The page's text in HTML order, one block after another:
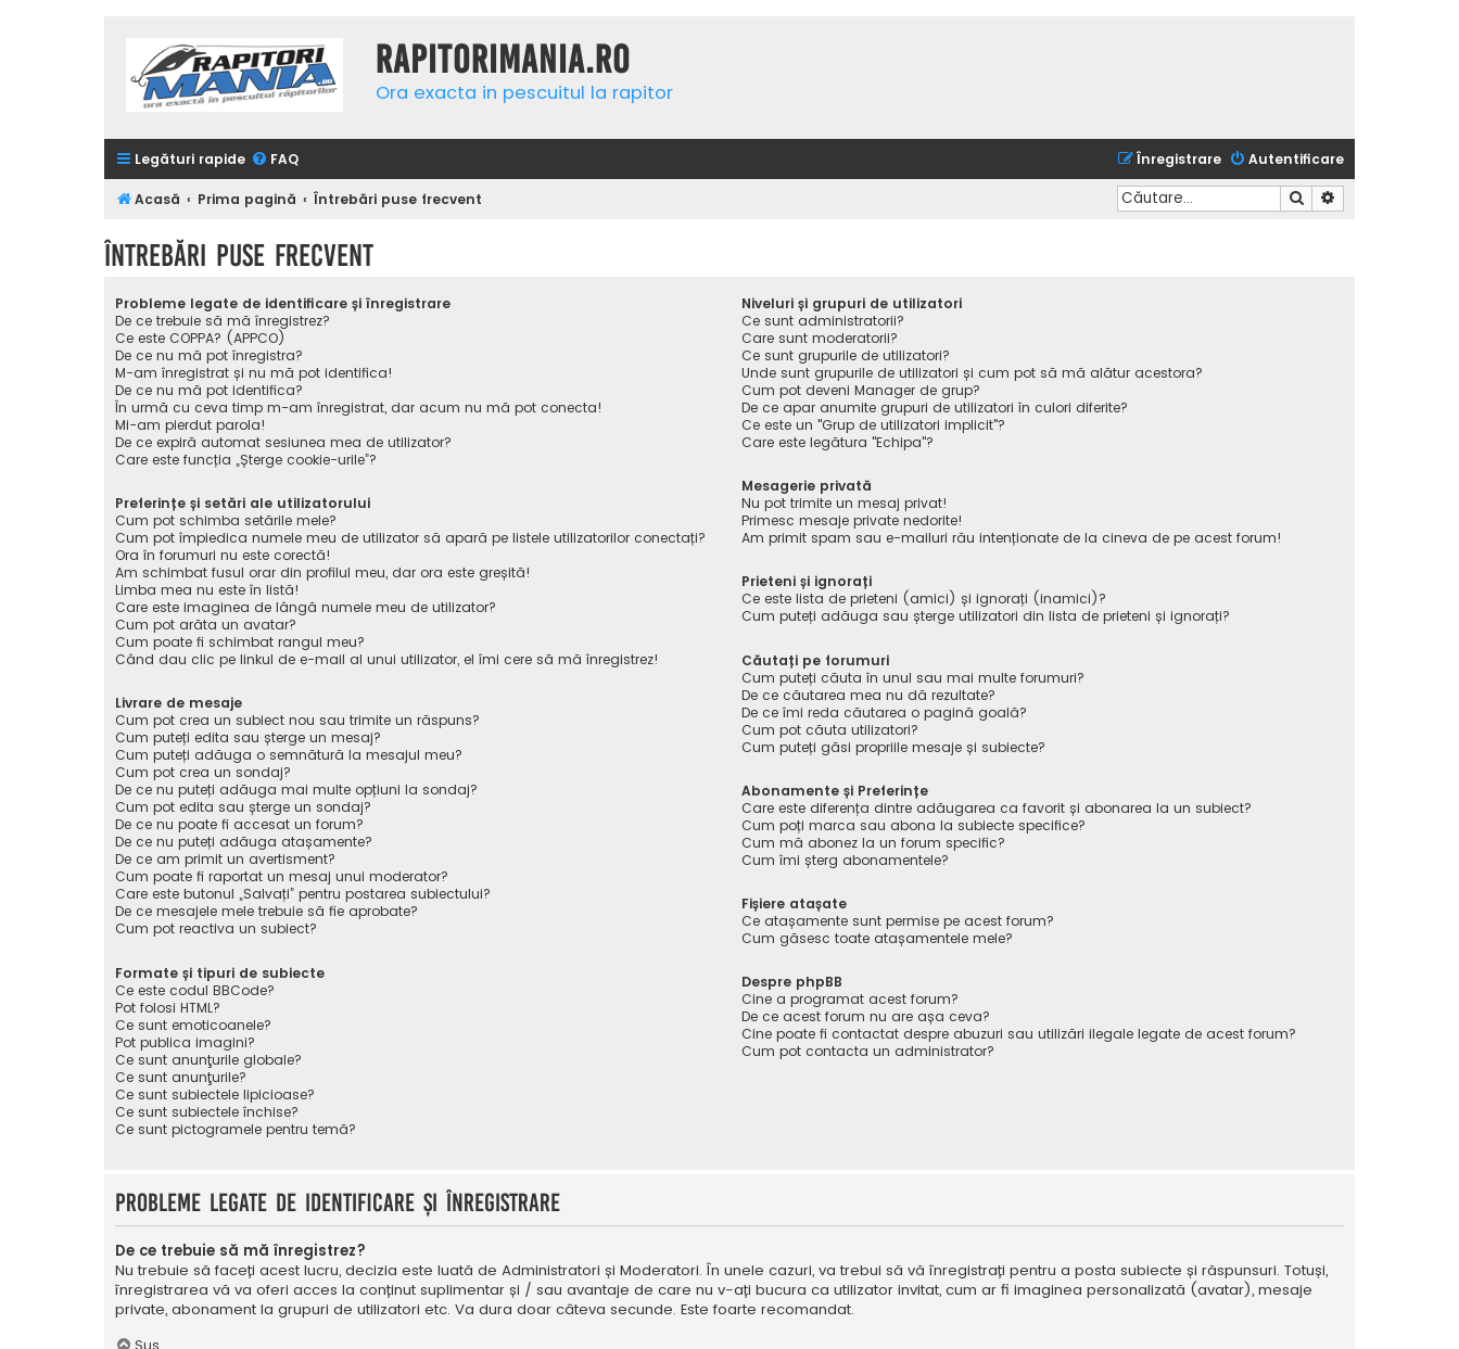
Rapitorimania.ro
Ora exacta in pescuitul la rapitor
Legături rapide FAQ Autentificare
Înregistrare
Acasă Prima pagină Întrebări puse frecvent Căutare
Întrebări puse frecvent
Probleme legate de identificare și înregistrare
De ce trebuie să mă înregistrez?
Ce este COPPA? (APPCO)
De ce nu mă pot înregistra?
M-am înregistrat și nu mă pot identifica!
De ce nu mă pot identifica?
În urmă cu ceva timp m-am înregistrat, dar acum nu mă pot conecta!
Mi-am pierdut parola!
De ce expiră automat sesiunea mea de utilizator?
Care este funcția „Șterge cookie-urile”?
Preferințe și setări ale utilizatorului
Cum pot schimba setările mele?
Cum pot împiedica numele meu de utilizator să apară pe listele utilizatorilor conectați?
Ora în forumuri nu este corectă!
Am schimbat fusul orar din profilul meu, dar ora este greșită!
Limba mea nu este în listă!
Care este imaginea de lângă numele meu de utilizator?
Cum pot arăta un avatar?
Cum poate fi schimbat rangul meu?
Când dau clic pe linkul de e-mail al unui utilizator, el îmi cere să mă înregistrez!
Livrare de mesaje
Cum pot crea un subiect nou sau trimite un răspuns?
Cum puteți edita sau șterge un mesaj?
Cum puteți adăuga o semnătură la mesajul meu?
Cum pot crea un sondaj?
De ce nu puteți adăuga mai multe opțiuni la sondaj?
Cum pot edita sau șterge un sondaj?
De ce nu poate fi accesat un forum?
De ce nu puteți adăuga atașamente?
De ce am primit un avertisment?
Cum poate fi raportat un mesaj unui moderator?
Care este butonul „Salvați” pentru postarea subiectului?
De ce mesajele mele trebuie să fie aprobate?
Cum pot reactiva un subiect?
Formate și tipuri de subiecte
Ce este codul BBCode?
Pot folosi HTML?
Ce sunt emoticoanele?
Pot publica imagini?
Ce sunt anunţurile globale?
Ce sunt anunţurile?
Ce sunt subiectele lipicioase?
Ce sunt subiectele închise?
Ce sunt pictogramele pentru temă?
Niveluri și grupuri de utilizatori
Ce sunt administratorii?
Care sunt moderatorii?
Ce sunt grupurile de utilizatori?
Unde sunt grupurile de utilizatori și cum pot să mă alătur acestora?
Cum pot deveni Manager de grup?
De ce apar anumite grupuri de utilizatori în culori diferite?
Ce este un "Grup de utilizatori implicit"?
Care este legătura "Echipa"?
Mesagerie privată
Nu pot trimite un mesaj privat!
Primesc mesaje private nedorite!
Am primit spam sau e-mailuri rău intenționate de la cineva de pe acest forum!
Prieteni și ignorați
Ce este lista de prieteni (amici) și ignorați (inamici)?
Cum puteți adăuga sau șterge utilizatori din lista de prieteni și ignorați?
Căutați pe forumuri
Cum puteți căuta în unul sau mai multe forumuri?
De ce căutarea mea nu dă rezultate?
De ce îmi reda căutarea o pagină goală?
Cum pot căuta utilizatori?
Cum puteți găsi propriile mesaje și subiecte?
Abonamente și Preferințe
Care este diferența dintre adăugarea ca favorit și abonarea la un subiect?
Cum poți marca sau abona la subiecte specifice?
Cum mă abonez la un forum specific?
Cum îmi șterg abonamentele?
Fișiere atașate
Ce atașamente sunt permise pe acest forum?
Cum găsesc toate atașamentele mele?
Despre phpBB
Cine a programat acest forum?
De ce acest forum nu are așa ceva?
Cine poate fi contactat despre abuzuri sau utilizări ilegale legate de acest forum?
Cum pot contacta un administrator?
Probleme legate de identificare și înregistrare
De ce trebuie să mă înregistrez?
Nu trebuie să faceți acest lucru, decizia este luată de Administratori și Moderatori. În unele cazuri, va trebui să vă înregistrați pentru a posta subiecte și răspunsuri. Totuși,
înregistrarea vă va oferi acces la conținut suplimentar și / sau avantaje de care nu v-ați bucura ca utilizator invitat, cum ar fi imaginea personalizată (avatar), mesaje
private, abonament la grupuri de utilizatori etc. Va dura doar câteva secunde. Este foarte recomandat.